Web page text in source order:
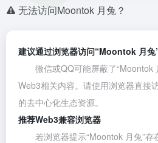
无法访问Moontok 月兔？
建议通过浏览器访问“Moontok 月兔
微信或QQ可能屏蔽了“Moontok
Web3相关内容。请使用浏览器直接
的去中心化生态资源。
推荐Web3兼容浏览器
若浏览器提示“Moontok 月兔”存